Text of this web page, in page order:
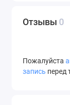
Отзывы 0
Пожалуйста
запись перед